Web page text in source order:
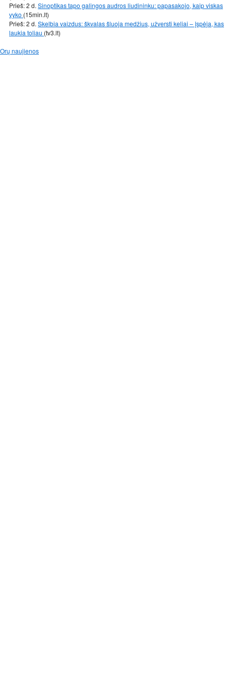
Prieš: 2 d. Sinoptikas tapo galingos audros liudininku: papasakojo, kaip viskas
vyko (15min.lt)
Prieš: 2 d. Skelbia vaizdus: škvalas šluoja medžius, užversti keliai – įspėja, kas
laukia toliau (tv3.lt)
Orų naujienos